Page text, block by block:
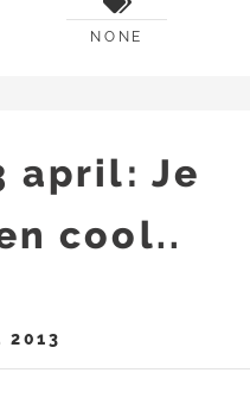
NONE
april: Je
cool..
2013